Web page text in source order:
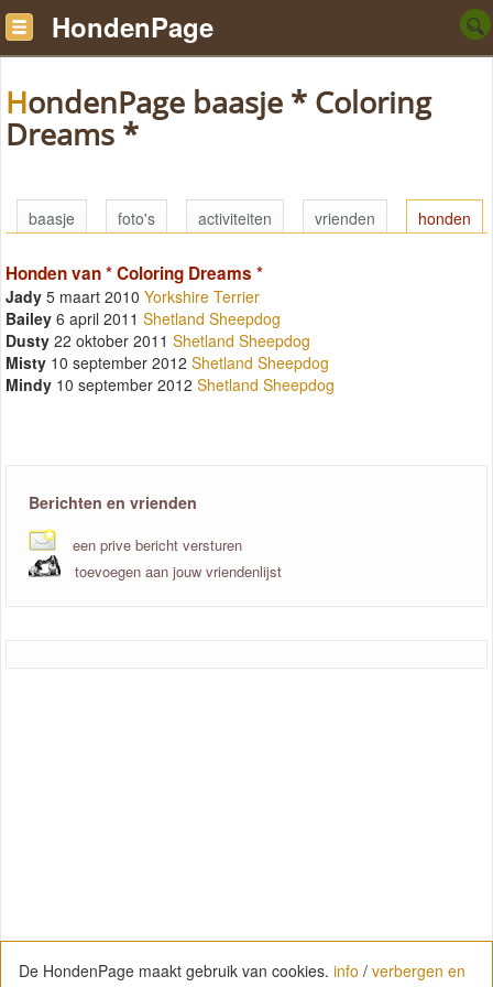
HondenPage
HondenPage baasje * Coloring
Dreams *
baasje foto's activiteiten vrienden honden
Honden van * Coloring Dreams *
Jady 5 maart 2010 Yorkshire Terrier
Bailey 6 april 2011 Shetland Sheepdog
Dusty 22 oktober 2011 Shetland Sheepdog
Misty 10 september 2012 Shetland Sheepdog
Mindy 10 september 2012 Shetland Sheepdog
Berichten en vrienden
een prive bericht versturen
toevoegen aan jouw vriendenlijst
De HondenPage maakt gebruik van cookies. info / verbergen en